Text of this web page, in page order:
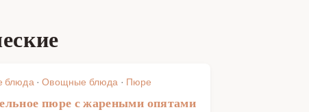
блюда·Овощные блюда · Пюре
пюре с жареными опятами